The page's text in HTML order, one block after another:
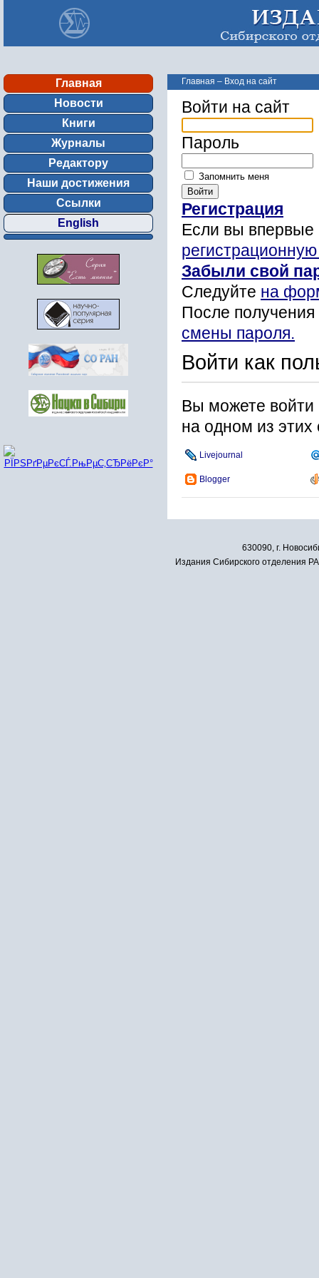
Главная
Новости
Книги
Журналы
Редактору
Наши достижения
Ссылки
English
Главная – Вход на сайт
Войти на сайт
Пароль
Запомнить меня
Регистрация
Если вы впервые
Забыли свой
Следуйте на
После
смены пароля.
Войти как
Вы можете войти
на одном из этих
Livejournal
Blogger
630090, г.
Издания Сибирского отделения